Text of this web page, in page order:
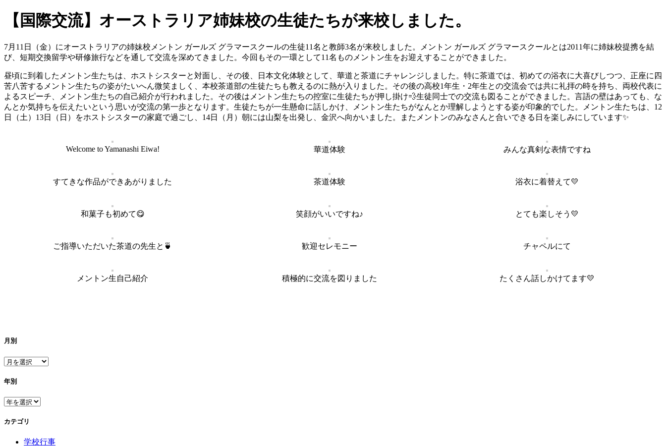
【国際交流】オーストラリア姉妹校の生徒たちが来校しました。
7月11日（金）にオーストラリアの姉妹校メントン ガールズ グラマースクールの生徒11名と教師3名が来校しました。メントン ガールズ グラマースクールとは2011年に姉妹校提携を結
び、短期交換留学や研修旅行などを通して交流を深めてきました。今回もその一環として11名ものメントン生をお迎えすることができました。
昼頃に到着したメントン生たちは、ホストシスターと対面し、その後、日本文化体験として、華道と茶道にチャレンジしました。特に茶道では、初めての浴衣に大喜びしつつ、正座に四
苦八苦するメントン生たちの姿がたいへん微笑ましく、本校茶道部の生徒たちも教えるのに熱が入りました。その後の高校1年生・2年生との交流会では共に礼拝の時を持ち、両校代表に
よるスピーチ、メントン生たちの自己紹介が行われました。その後はメントン生たちの控室に生徒たちが押し掛け💨生徒同士での交流も図ることができました。言語の壁はあっても、な
んとか気持ちを伝えたいという思いが交流の第一歩となります。生徒たちが一生懸命に話しかけ、メントン生たちがなんとか理解しようとする姿が印象的でした。メントン生たちは、12
日（土）13日（日）をホストシスターの家庭で過ごし、14日（月）朝には山梨を出発し、金沢へ向かいました。またメントンのみなさんと合いできる日を楽しみにしています✨
Welcome to Yamanashi Eiwa! 華道体験 みんな真剣な表情ですね
すてきな作品ができあがりました 茶道体験 浴衣に着替えて💛
和菓子も初めて😋 笑顔がいいですね♪ とても楽しそう💛
ご指導いただいた茶道の先生と🍵 歓迎セレモニー チャペルにて
メントン生自己紹介 積極的に交流を図りました たくさん話しかけてます💛
月別
年別
カテゴリ
学校行事